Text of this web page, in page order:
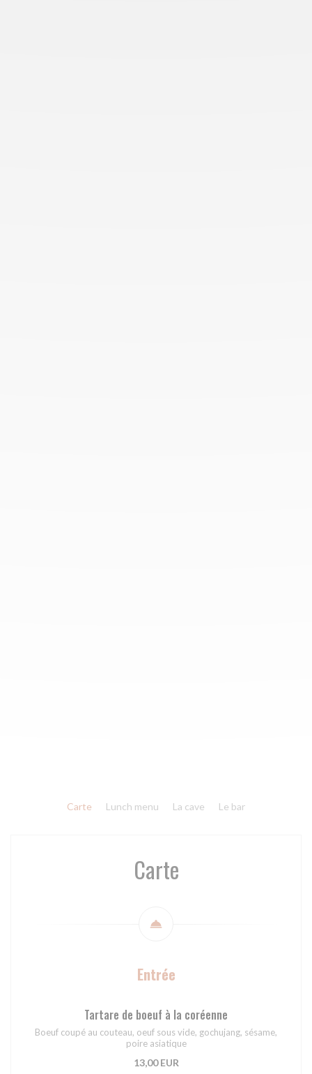
Carte Lunch menu La cave Le bar
Carte
Entrée
Tartare de boeuf à la coréenne
Boeuf coupé au couteau, oeuf sous vide, gochujang, sésame,
poire asiatique
13,00 EUR